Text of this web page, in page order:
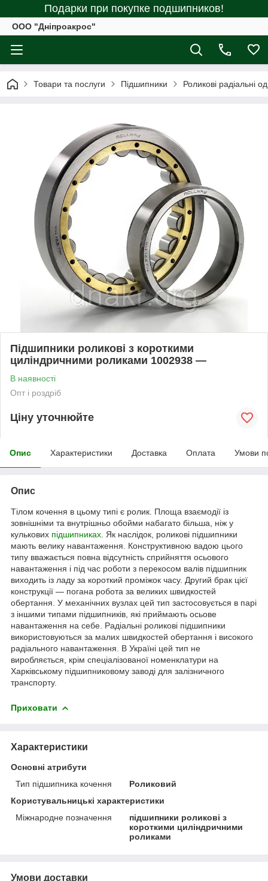
Подарки при покупке подшипников!
ООО "Дніпроакрос"
Товари та послуги Підшипники Роликові радіальні
Підшипники роликові з короткими
циліндричними роликами 1002938 —
В наявності
Опт і роздріб
Ціну уточнюйте
Опис Характеристики Доставка Оплата Умови
Опис
Тілом кочення в цьому типі є ролик. Площа взаємодії із
зовнішніми та внутрішньо обойми набагато більша, ніж у
кулькових підшипниках . Як наслідок, роликові підшипники
мають велику навантаження. Конструктивною вадою цього
типу вважається повна відсутність сприйняття осьового
навантаження і під час роботи з перекосом валів підшипник
виходить із ладу за короткий проміжок часу. Другий брак цієї
конструкції — погана робота за великих швидкостей
обертання. У механічних вузлах цей тип застосовується в парі
з іншими типами підшипників, які приймають осьове
навантаження на себе. Радіальні роликові підшипники
використовуються за малих швидкостей обертання і високого
радіального навантаження. В Україні цей тип не
виробляється, крім спеціалізованої номенклатури на
Харківському підшипниковому заводі для залізничного
транспорту.
Приховати
Характеристики
Основні атрибути
Тип підшипника кочення
Роликовий
Користувальницькі характеристики
Міжнародне позначення
підшипники роликові з
короткими циліндричними
роликами
Умови доставки